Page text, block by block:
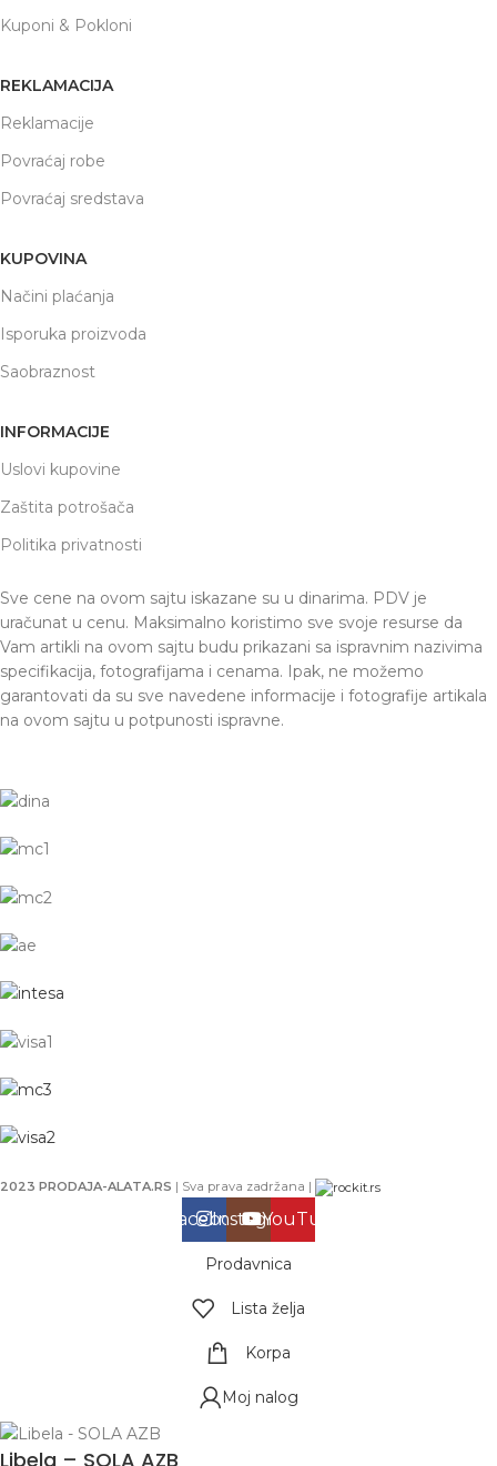
Kuponi & Pokloni
REKLAMACIJA
Reklamacije
Povraćaj robe
Povraćaj sredstava
KUPOVINA
Načini plaćanja
Isporuka proizvoda
Saobraznost
INFORMACIJE
Uslovi kupovine
Zaštita potrošača
Politika privatnosti
Sve cene na ovom sajtu iskazane su u dinarima. PDV je
uračunat u cenu. Maksimalno koristimo sve svoje resurse da
Vam artikli na ovom sajtu budu prikazani sa ispravnim nazivima
specifikacija, fotografijama i cenama. Ipak, ne možemo
garantovati da su sve navedene informacije i fotografije artikala
na ovom sajtu u potpunosti ispravne.
2023 PRODAJA-ALATA.RS | Sva prava zadržana |
Facebook
Instagram
YouTube
Prodavnica
Lista želja
Korpa
Moj nalog
Libela – SOLA AZB